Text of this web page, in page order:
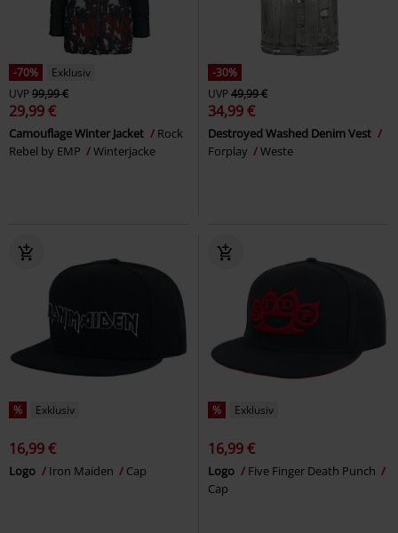
-70%
Exklusiv
UVP99,99 €
29,99 €
Camouflage Winter Jacket
Rock
Rebel by EMP
Winterjacke
-30%
UVP49,99 €
34,99 €
Destroyed Washed Denim Vest
Forplay
Weste
% Exklusiv
16,99 €
Logo Iron Maiden Cap
% Exklusiv
16,99 €
Logo
Five Finger Death Punch
Cap